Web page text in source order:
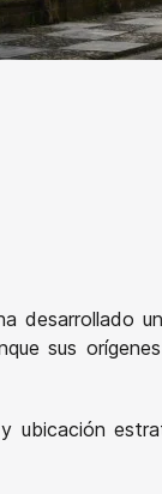
desarrollado
sus
ubicación